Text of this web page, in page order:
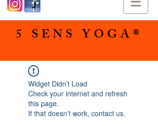
5 SENS YOGA®
Widget Didn’t Load
Check your internet and refresh
this page.
If that doesn’t work, contact us.